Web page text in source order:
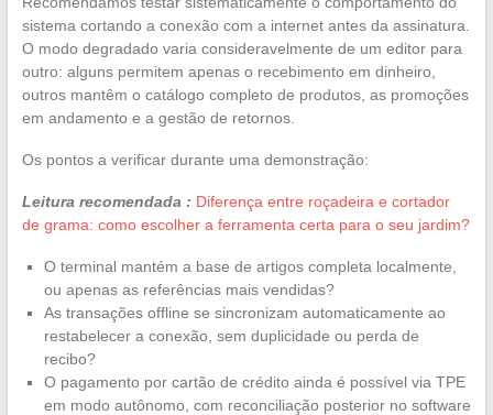
sistema cortando a conexão com a internet antes da assinatura.
O modo degradado varia consideravelmente de um editor para
outro: alguns permitem apenas o recebimento em dinheiro,
outros mantêm o catálogo completo de produtos, as promoções
em andamento e a gestão de retornos.
Os pontos a verificar durante uma demonstração:
Leitura recomendada : Diferença entre roçadeira e cortador
de grama: como escolher a ferramenta certa para o seu jardim?
O terminal mantém a base de artigos completa localmente,
ou apenas as referências mais vendidas?
As transações offline se sincronizam automaticamente ao
restabelecer a conexão, sem duplicidade ou perda de
recibo?
O pagamento por cartão de crédito ainda é possível via TPE
em modo autônomo, com reconciliação posterior no software